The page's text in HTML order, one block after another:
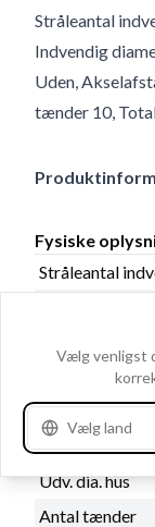
Stråleantal
Indvendig
Uden,
tænder 10,
Fysiske
Stråleantal
Indvendig
Udv. diameter
Akselafstand
Udv. dia. hus
Antal tænder
Vælg venligst
Vælg land